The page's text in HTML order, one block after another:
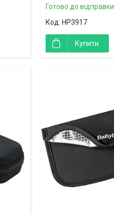
Готово до відправки
HP3917
Купити